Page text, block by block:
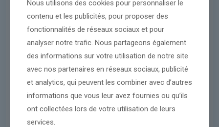
Nous utilisons des cookies pour personnaliser le
contenu et les publicités, pour proposer des
fonctionnalités de réseaux sociaux et pour
analyser notre trafic. Nous partageons également
des informations sur votre utilisation de notre site
avec nos partenaires en réseaux sociaux, publicité
et analytics, qui peuvent les combiner avec d’autres
informations que vous leur avez fournies ou qu’ils
ont collectées lors de votre utilisation de leurs
services.